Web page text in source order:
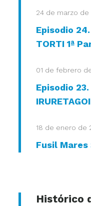
24 de marzo de
Episodio
TORTI 1ª
01 de febrero
Episodio
18 de enero de
Fusil
Histórico